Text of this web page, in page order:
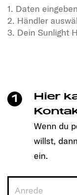
1. Daten eingeben
2. Händler
3. Dein Sunlight
So
1. Daten
2. Händler
3. Dein Sunlight
1
Hier
Wenn du
willst,
ein.
Anrede